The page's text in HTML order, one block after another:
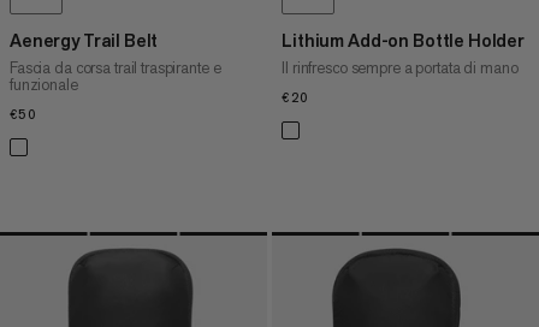
Aenergy Trail Belt
Fascia da corsa trail traspirante e
funzionale
€50
Lithium Add-on Bottle Holder
Il rinfresco sempre a portata di mano
€20